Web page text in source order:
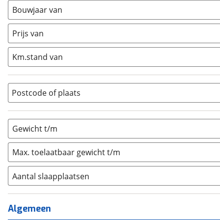
Busmodel
Caravan (3)
Half-integraal
Integraal (0)
Opzetunit (0
Vouwwagen (0)
Bouwjaar van
Prijs van
Km.stand van
Postcode of plaats
Gewicht t/m
Max. toelaatbaar gewicht t/m
Aantal slaapplaatsen
1 (0)
2 (2)
Algemeen